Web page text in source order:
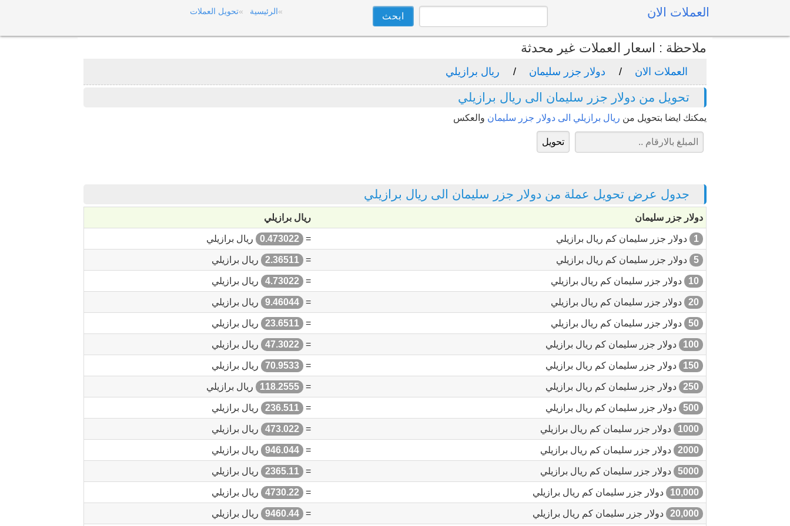
العملات الان الرئيسية تحويل العملات
ملاحظة : اسعار العملات غير محدثة
العملات الان دولار جزر سليمان ريال برازيلي
تحويل من دولار جزر سليمان الى ريال برازيلي
يمكنك ايضا بتحويل من ريال برازيلي الى دولار جزر سليمان والعكس
جدول عرض تحويل عملة من دولار جزر سليمان الى ريال برازيلي
دولار جزر سليمان ريال برازيلي
1 دولار جزر سليمان كم ريال برازيلي =
0.473022 ريال برازيلي
5 دولار جزر سليمان كم ريال برازيلي =
2.36511 ريال برازيلي
10 دولار جزر سليمان كم ريال برازيلي =
4.73022 ريال برازيلي
20 دولار جزر سليمان كم ريال برازيلي =
9.46044 ريال برازيلي
50 دولار جزر سليمان كم ريال برازيلي =
23.6511 ريال برازيلي
100 دولار جزر سليمان كم ريال برازيلي =
47.3022 ريال برازيلي
150 دولار جزر سليمان كم ريال برازيلي =
70.9533 ريال برازيلي
250 دولار جزر سليمان كم ريال برازيلي =
118.2555 ريال برازيلي
500 دولار جزر سليمان كم ريال برازيلي =
236.511 ريال برازيلي
1000 دولار جزر سليمان كم ريال برازيلي =
473.022 ريال برازيلي
2000 دولار جزر سليمان كم ريال برازيلي =
946.044 ريال برازيلي
5000 دولار جزر سليمان كم ريال برازيلي =
2365.11 ريال برازيلي
10,000 دولار جزر سليمان كم ريال برازيلي =
4730.22 ريال برازيلي
20,000 دولار جزر سليمان كم ريال برازيلي =
9460.44 ريال برازيلي